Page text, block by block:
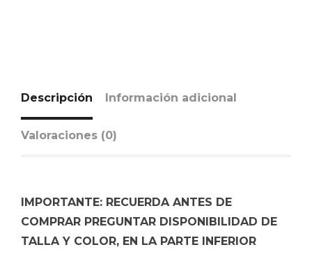
Descripción Información adicional
Valoraciones (0)
IMPORTANTE: RECUERDA ANTES DE
COMPRAR PREGUNTAR DISPONIBILIDAD DE
TALLA Y COLOR, EN LA PARTE INFERIOR